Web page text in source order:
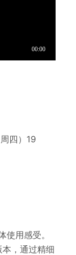
四）19
使用感受。
，通过精细